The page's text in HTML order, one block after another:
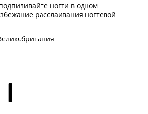
подпиливайте ногти в одном
расслаивания ногтевой